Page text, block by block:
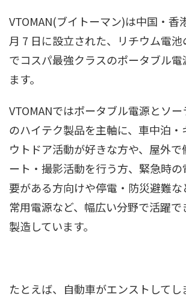
VTOMAN(ブイトーマン)は中国・香
月 7 日に設立された、リチウム電
でコスパ最強クラスのポータブル
ます。
VTOMANではポータブル電源とソ
のハイテク製品を主軸に、車中泊・
ウトドア活動が好きな方や、屋外
ート・撮影活動を行う方、緊急時
要がある方向けや停電・防災避難
常用電源など、幅広い分野で活躍
製造しています。
たとえば、自動車がエンストしてし